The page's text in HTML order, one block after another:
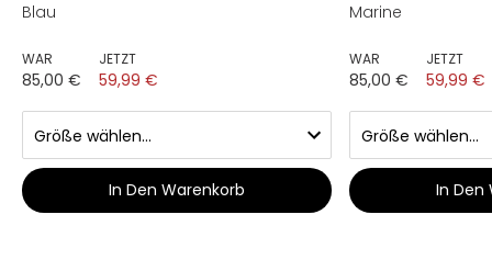
Blau
WAR
85,00 €
JETZT
59,99 €
In Den Warenkorb
Marine
WAR
85,00 €
JETZT
59,99 €
In Den